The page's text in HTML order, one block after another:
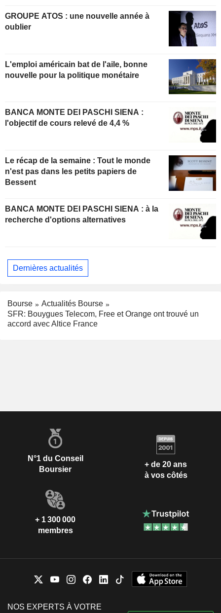
GROUPE ATOS : une nouvelle année à
oublier
L'emploi américain bat de l'aile, bonne
nouvelle pour la politique monétaire
BANCA MONTE DEI PASCHI SIENA :
l'objectif de cours relevé de 4,4 %
Le récap de la semaine : Tout le monde
n'est pas dans les petits papiers de
Bessent
BANCA MONTE DEI PASCHI SIENA : à la
recherche d'options alternatives
Dernières actualités
Bourse
Actualités Bourse
SFR: Bouygues Telecom, Free et Orange ont trouvé un
accord avec Altice France
N°1 du Conseil
Boursier
+ de 20 ans
à vos côtés
+ 1 300 000
membres
NOS EXPERTS À VOTRE